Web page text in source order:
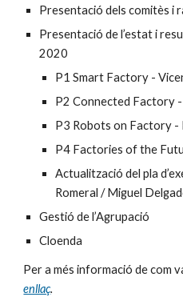
Presentació dels comitès i
Presentació de l’estat i
2020
P1 Smart Factory -
P2 Connected Factory
P3 Robots on Factory -
P4 Factories of the
Actualització del pla
Romeral / Miguel
Gestió de l’Agrupació
Cloenda
enllaç.